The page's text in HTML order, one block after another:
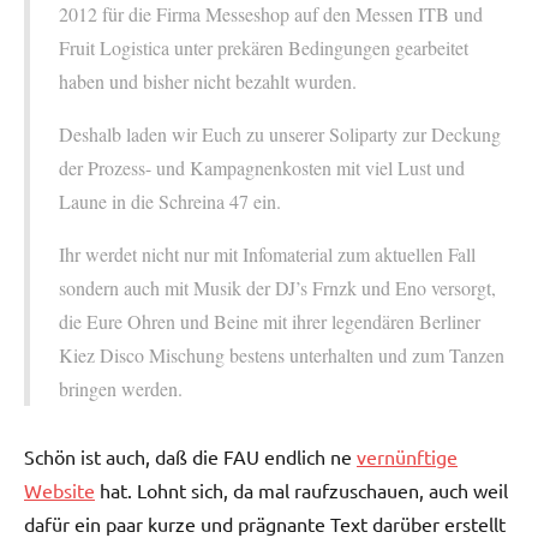
2012 für die Firma Messeshop auf den Messen ITB und
Fruit Logistica unter prekären Bedingungen gearbeitet
haben und bisher nicht bezahlt wurden.
Deshalb laden wir Euch zu unserer Soliparty zur Deckung
der Prozess- und Kampagnenkosten mit viel Lust und
Laune in die Schreina 47 ein.
Ihr werdet nicht nur mit Infomaterial zum aktuellen Fall
sondern auch mit Musik der DJ’s Frnzk und Eno versorgt,
die Eure Ohren und Beine mit ihrer legendären Berliner
Kiez Disco Mischung bestens unterhalten und zum Tanzen
bringen werden.
Schön ist auch, daß die FAU endlich ne vernünftige
Website hat. Lohnt sich, da mal raufzuschauen, auch weil
dafür ein paar kurze und prägnante Text darüber erstellt